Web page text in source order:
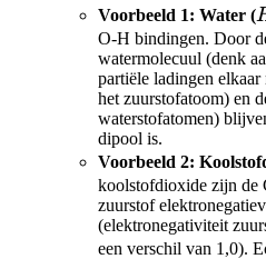
Voorbeeld 1: Water (
O-H bindingen. Door
watermolecuul (denk
partiële ladingen
het zuurstofatoom) en
waterstofatomen)
dipool is.
Voorbeeld 2:
koolstofdioxide zijn de
zuurstof
(elektronegativiteit
een verschil van 1,0).